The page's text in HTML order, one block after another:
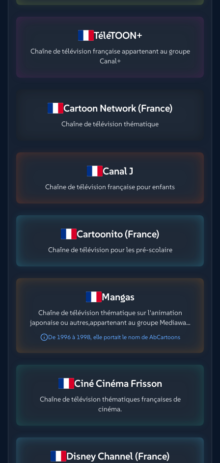
TéléTOON+
Chaîne de télévision française appartenant au groupe
Canal+
Cartoon Network (France)
Chaîne de télévision thématique
Canal J
Chaîne de télévision française pour enfants
Cartoonito (France)
Chaîne de télévision pour les pré-scolaire
Mangas
Chaîne de télévision thématique sur l'animation
japonaise ou autres,appartenant au groupe Mediawan
De 1996 à 1998, elle portait le nom de AbCartoons
Ciné Cinéma Frisson
Chaîne de télévision thématiques françaises de
cinéma.
Disney Channel (France)